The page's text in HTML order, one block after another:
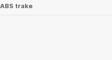
ABS trake